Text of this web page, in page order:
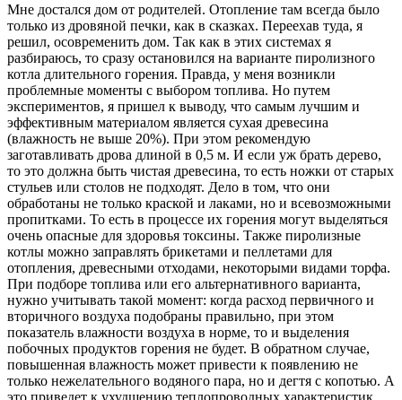
Мне достался дом от родителей. Отопление там всегда было
только из дровяной печки, как в сказках. Переехав туда, я
решил, осовременить дом. Так как в этих системах я
разбираюсь, то сразу остановился на варианте пиролизного
котла длительного горения. Правда, у меня возникли
проблемные моменты с выбором топлива. Но путем
экспериментов, я пришел к выводу, что самым лучшим и
эффективным материалом является сухая древесина
(влажность не выше 20%). При этом рекомендую
заготавливать дрова длиной в 0,5 м. И если уж брать дерево,
то это должна быть чистая древесина, то есть ножки от старых
стульев или столов не подходят. Дело в том, что они
обработаны не только краской и лаками, но и всевозможными
пропитками. То есть в процессе их горения могут выделяться
очень опасные для здоровья токсины. Также пиролизные
котлы можно заправлять брикетами и пеллетами для
отопления, древесными отходами, некоторыми видами торфа.
При подборе топлива или его альтернативного варианта,
нужно учитывать такой момент: когда расход первичного и
вторичного воздуха подобраны правильно, при этом
показатель влажности воздуха в норме, то и выделения
побочных продуктов горения не будет. В обратном случае,
повышенная влажность может привести к появлению не
только нежелательного водяного пара, но и дегтя с копотью. А
это приведет к ухудшению теплопроводных характеристик